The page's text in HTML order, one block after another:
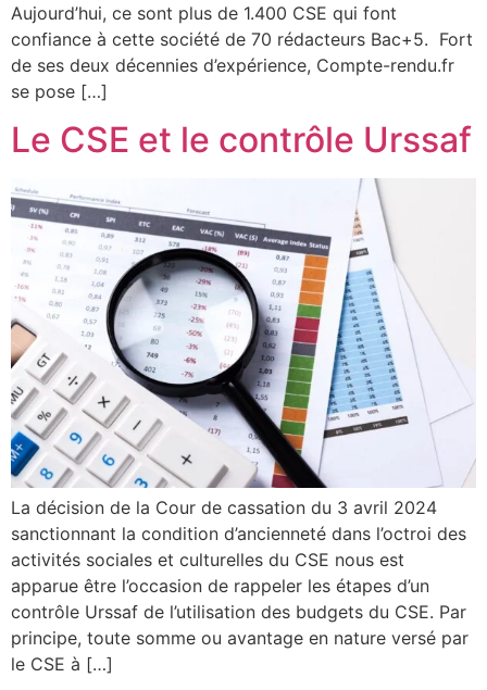
Aujourd’hui, ce sont plus de 1.400 CSE qui font
confiance à cette société de 70 rédacteurs Bac+5. Fort
de ses deux décennies d’expérience, Compte-rendu.fr
se pose […]
Le CSE et le contrôle Urssaf
La décision de la Cour de cassation du 3 avril 2024
sanctionnant la condition d’ancienneté dans l’octroi des
activités sociales et culturelles du CSE nous est
apparue être l’occasion de rappeler les étapes d’un
contrôle Urssaf de l’utilisation des budgets du CSE. Par
principe, toute somme ou avantage en nature versé par
le CSE à […]